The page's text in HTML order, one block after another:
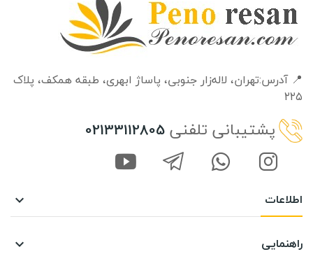
📍 آدرس:تهران، لاله‌زار جنوبی، پاساژ ابهری، طبقه‌ همکف، پلاک
۲۲۵
پشتیبانی تلفنی 02133112805
اطلاعات 
راهنمایی 